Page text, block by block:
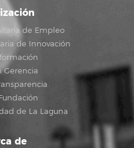
de Empleo
de Innovación
Gerencia
de La Laguna
de